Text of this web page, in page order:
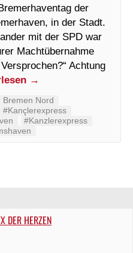
DER HERZEN
der
in der Stadt.
mit der SPD war
Machtübernahme
Achtung
→
Bremen Nord
#Kançlerexpress
#Kanzlerexpress